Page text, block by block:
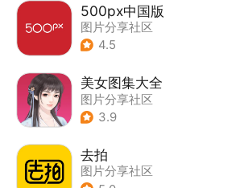
500px中国版
图片分享社区
4.5
美女图集大全
图片分享社区
3.9
去拍
图片分享社区